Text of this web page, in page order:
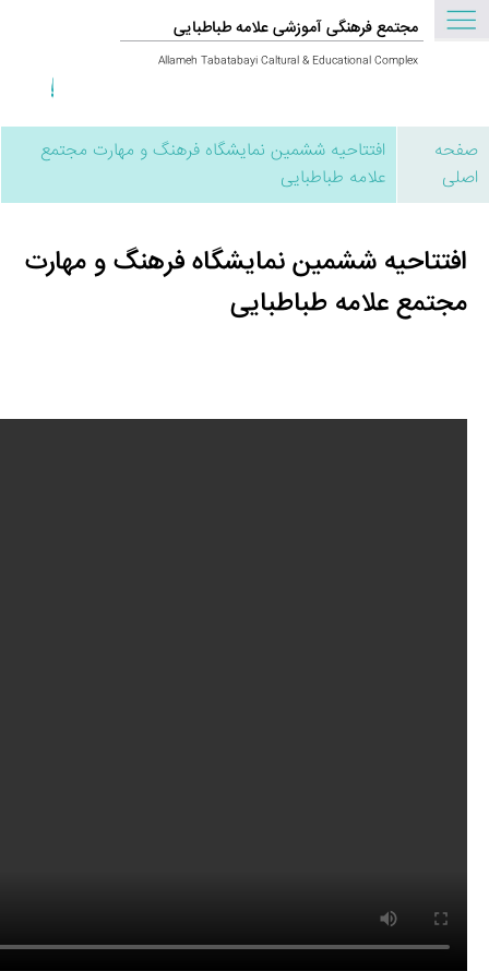
مجتمع فرهنگی آموزشی علامه طباطبایی
Allameh Tabatabayi Caltural & Educational Complex
صفحه
اصلی
افتتاحیه ششمین نمایشگاه فرهنگ و مهارت مجتمع
علامه طباطبایی
افتتاحیه ششمین نمایشگاه فرهنگ و مهارت
مجتمع علامه طباطبایی